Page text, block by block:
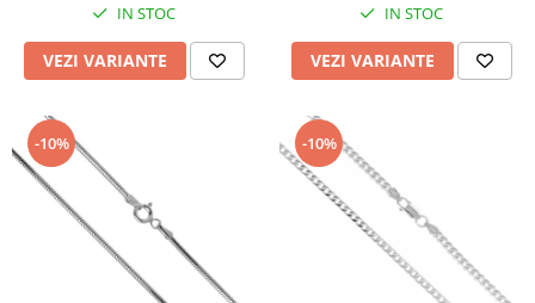
IN STOC
VEZI VARIANTE
IN STOC
VEZI VARIANTE
-10% -10%